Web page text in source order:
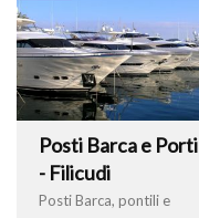
Posti Barca e Porti
- Filicudi
Posti Barca, pontili e